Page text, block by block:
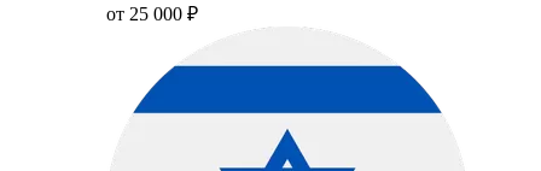
от 25 000 ₽